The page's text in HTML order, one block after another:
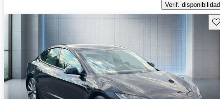
Verif. disponibilidad